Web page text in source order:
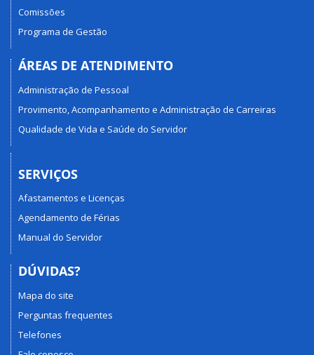
Comissões
Programa de Gestão
ÁREAS DE ATENDIMENTO
Administração de Pessoal
Provimento, Acompanhamento e Administração de Carreiras
Qualidade de Vida e Saúde do Servidor
SERVIÇOS
Afastamentos e Licenças
Agendamento de Férias
Manual do Servidor
DÚVIDAS?
Mapa do site
Perguntas frequentes
Telefones